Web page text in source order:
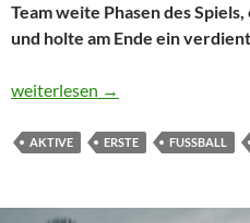
Team weite Phasen des
und holte am Ende ein
Stabil, geduldig, gefährlich:
weiterlesen →
AKTIVE ERSTE FUSSBALL